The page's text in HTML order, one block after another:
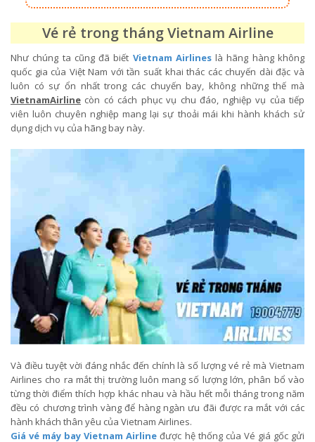
Vé rẻ trong tháng Vietnam Airline
Như chúng ta cũng đã biết Vietnam Airlineslà hãng hàng không
quốc gia của Việt Nam với tần suất khai thác các chuyến dài đặc và
luôn có sự ổn nhất trong các chuyến bay, không những thế mà
VietnamAirline còn có cách phục vụ chu đáo, nghiệp vụ của tiếp
viên luôn chuyên nghiệp mang lại sự thoải mái khi hành khách sử
dụng dịch vụ của hãng bay này.
Và điều tuyệt vời đáng nhắc đến chính là số lượng vé rẻ mà Vietnam
Airlines cho ra mắt thị trường luôn mang số lượng lớn, phân bổ vào
từng thời điểm thích hợp khác nhau và hầu hết mỗi tháng trong năm
đều có chương trình vàng để hàng ngàn ưu đãi được ra mắt với các
hành khách thân yêu của Vietnam Airlines.
Giá vé máy bay Vietnam Airline được hệ thống của Vé giá gốc gửi